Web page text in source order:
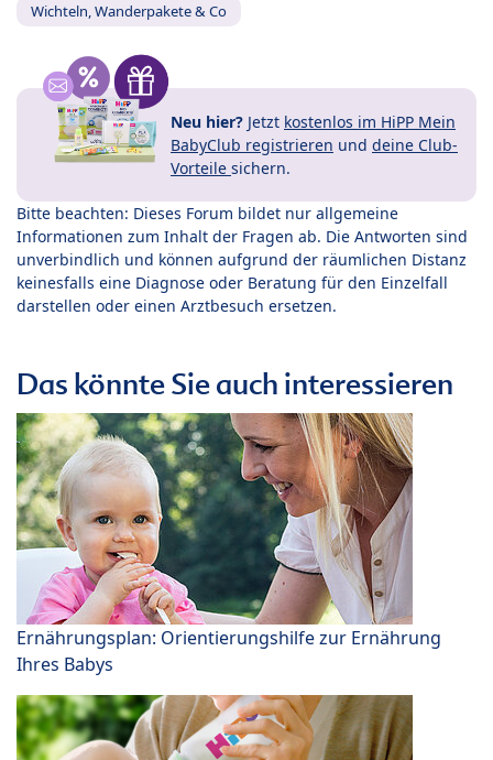
Wichteln, Wanderpakete & Co
Neu hier? Jetzt kostenlos im HiPP Mein
BabyClub registrieren und deine Club-
Vorteile sichern.
Bitte beachten: Dieses Forum bildet nur allgemeine
Informationen zum Inhalt der Fragen ab. Die Antworten sind
unverbindlich und können aufgrund der räumlichen Distanz
keinesfalls eine Diagnose oder Beratung für den Einzelfall
darstellen oder einen Arztbesuch ersetzen.
Das könnte Sie auch interessieren
Ernährungsplan: Orientierungshilfe zur Ernährung
Ihres Babys